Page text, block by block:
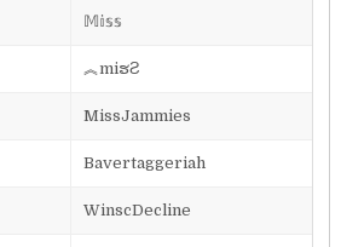
𝕄𝕚𝕤𝕤
︽miຮƧ
MissJammies
Bavertaggeriah
WinscDecline